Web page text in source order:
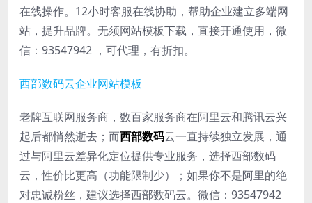
在线操作。12小时客服在线协助，帮助企业建立多端网
站，提升品牌。无须网站模板下载，直接开通使用，微
信：93547942 ，可代理，有折扣。
西部数码云企业网站模板
老牌互联网服务商，数百家服务商在阿里云和腾讯云兴
起后都悄然逝去；而西部数码云一直持续独立发展，通
过与阿里云差异化定位提供专业服务，选择西部数码
云，性价比更高（功能限制少）；如果你不是阿里的绝
对忠诚粉丝，建议选择西部数码云。微信：93547942